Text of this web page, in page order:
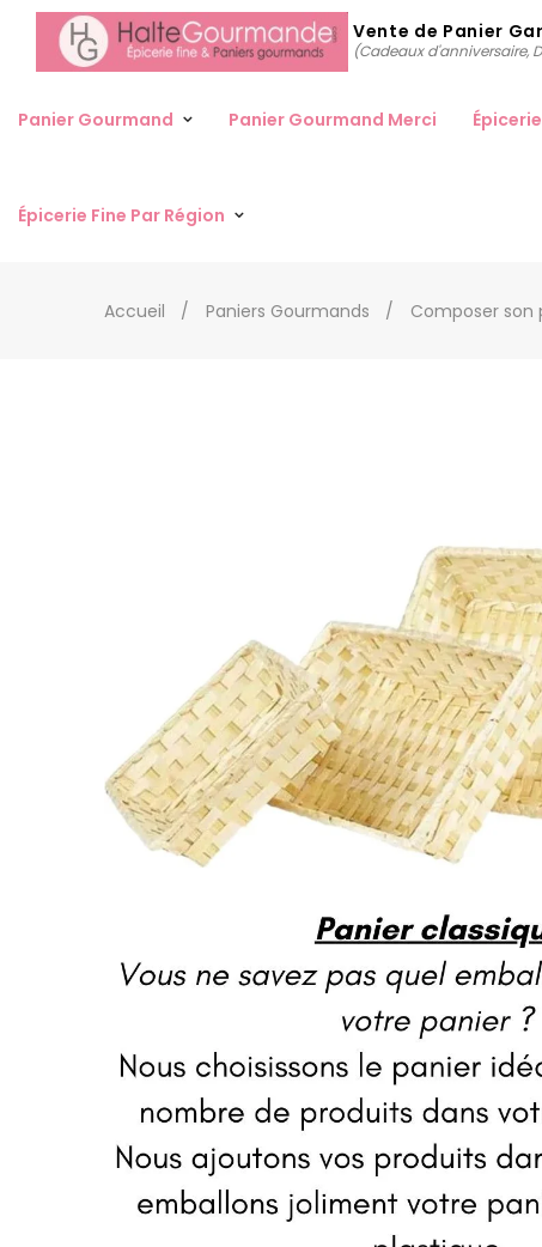
Vente de Panier
(Cadeaux d'anniversaire,
Panier Gourmand Panier Gourmand Merci
Épicerie Fine Par Région
Accueil Paniers Gourmands Composer son